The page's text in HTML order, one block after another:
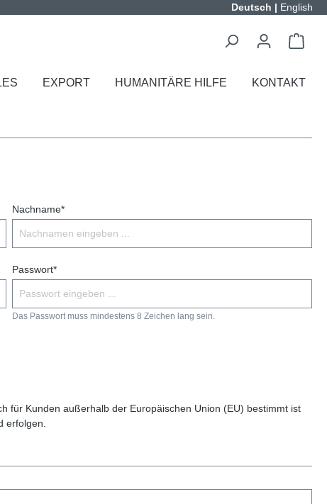
Deutsch | English
EXPORT HUMANITÄRE HILFE KONTAKT
Nachname*
Passwort*
Das Passwort muss mindestens 8 Zeichen lang sein.
für Kunden außerhalb der Europäischen Union (EU) bestimmt ist
erfolgen.